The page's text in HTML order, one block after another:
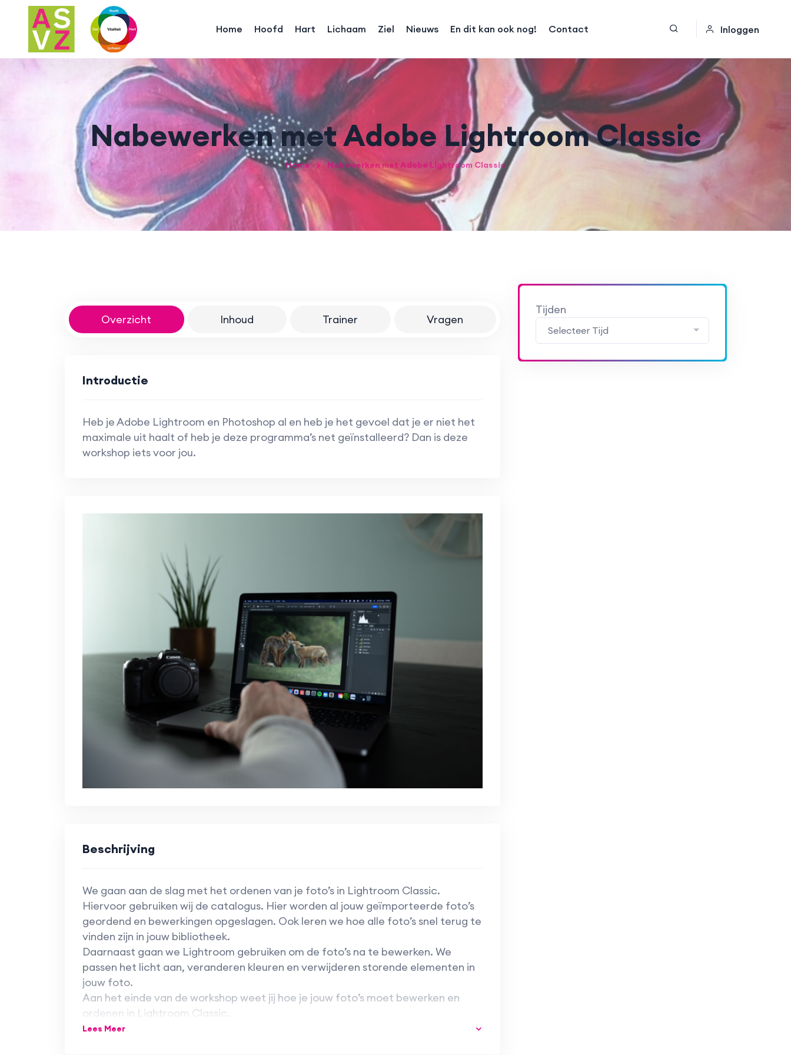
Home Hoofd Hart Lichaam Ziel Nieuws En dit kan ook nog! Contact Inloggen
Nabewerken met Adobe Lightroom Classic
Home Nabewerken met Adobe Lightroom Classic
Overzicht Inhoud Trainer Vragen
Introductie
Heb je Adobe Lightroom en Photoshop al en heb je het gevoel dat je er niet het
maximale uit haalt of heb je deze programma’s net geïnstalleerd? Dan is deze
workshop iets voor jou.
Beschrijving
We gaan aan de slag met het ordenen van je foto’s in Lightroom Classic.
Hiervoor gebruiken wij de catalogus. Hier worden al jouw geïmporteerde foto’s
geordend en bewerkingen opgeslagen. Ook leren we hoe alle foto’s snel terug te
vinden zijn in jouw bibliotheek.
Daarnaast gaan we Lightroom gebruiken om de foto’s na te bewerken. We
passen het licht aan, veranderen kleuren en verwijderen storende elementen in
jouw foto.
Aan het einde van de workshop weet jij hoe je jouw foto’s moet bewerken en
ordenen in Lightroom Classic.
Lees Meer
Tijden
Selecteer Tijd